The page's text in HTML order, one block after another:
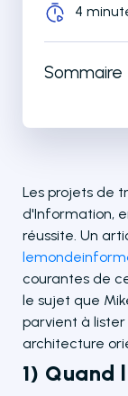
4
Sommaire
Les projets de
d'Information,
réussite. Un
courantes de
le sujet que
parvient à
architecture
1) Quand